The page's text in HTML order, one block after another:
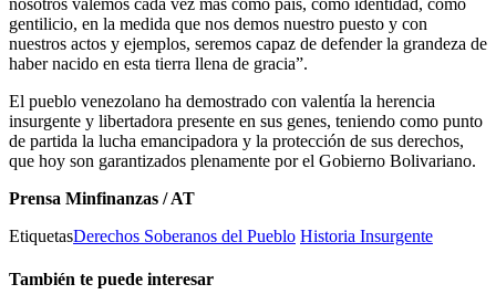
gentilicio, en la medida que nos demos nuestro puesto y con
nuestros actos y ejemplos, seremos capaz de defender la grandeza de
haber nacido en esta tierra llena de gracia”.
El pueblo venezolano ha demostrado con valentía la herencia
insurgente y libertadora presente en sus genes, teniendo como punto
de partida la lucha emancipadora y la protección de sus derechos,
que hoy son garantizados plenamente por el Gobierno Bolivariano.
Prensa Minfinanzas / AT
EtiquetasDerechos Soberanos del Pueblo Historia Insurgente
También te puede interesar